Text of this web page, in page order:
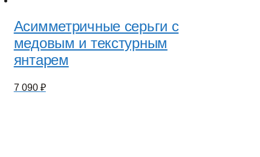
Асимметричные серьги с
медовым и текстурным
янтарем
7 090 ₽